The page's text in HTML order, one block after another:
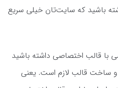
باشید که سایت‌تان خیلی سریع
با قالب اختصاصی داشته باشید
و ساخت قالب لازم است. یعنی